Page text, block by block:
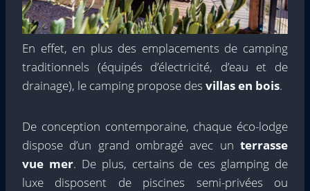
En effet, en plus des emplacements de camping
traditionnels (équipés d’électricité, d’eau et de
drainage), le camping propose des villas en bois.
De conception contemporaine, chaque éco-lodge
dispose d’un grand ombragé avec un terrasse
vue mer. De plus, certains de ces glamping de
luxe disposent de piscines semi-privées ou